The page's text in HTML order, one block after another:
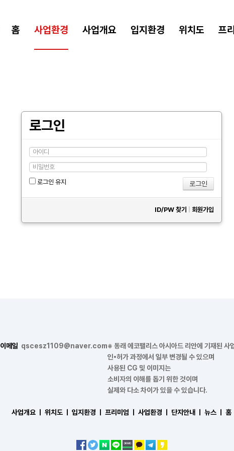
홈 사업환경 사업개요 입지환경 위치도 프
로그인
로그인 유지
ID/PW 찾기 회원가입
이메일 qscesz1109@naver.com※ 동래 에코팰리스 아시아드 리안에 기재된 사
인•허가 과정에서 일부 변경될 수 있으며
사용된 CG 및 이미지는
소비자의 이해를 돕기 위한 것이며
실제와 다소 차이가 있을 수 있습니다.
사업개요 ㅣ 위치도 ㅣ 입지환경 ㅣ 프리미엄 ㅣ 사업환경 ㅣ 단지안내 ㅣ 뉴스 ㅣ 홈